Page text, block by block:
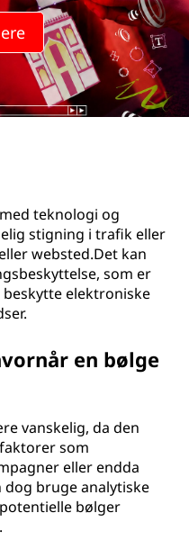
teknologi og
stigning i trafik eller
websted.Det kan
som er
elektroniske
en bølge
vanskelig, da den
som
eller endda
dog bruge analytiske
bølger